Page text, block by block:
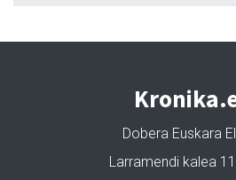
Dobera Euskara
Larramendi kalea